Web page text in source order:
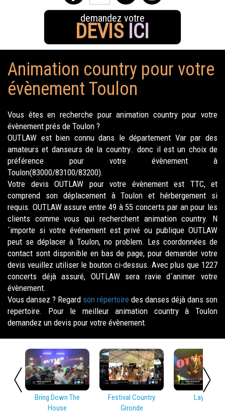
demandez votre
DEVIS ICI
Animation country pour votre
évènement Toulon
Vous êtes en recherche pour animation country pour votre
évènement prés de Toulon ?
OUTLAW est bien connu dans le département Var par des
amateurs et danseurs de la country.. donc il est un choix de
préférence pour votre évènement à
Toulon(83000/83100/83200).
Votre devis OUTLAW pour votre évènement est TTC, et
comprend son déplacement à Toulon et hérbergement si
requis. OUTLAW assure entre 49 à 55 concerts par an pour les
clients comme vous qui recherchent animation country. N
´importe si votre événement est privé ou publique OUTLAW
peut se déplacer à Toulon, no problem. Les coordonnées de
contact sont disponible en bas de page, pour demander votre
devis veuillez utiliser le bouton ci-dessus. Avec plus que 1227
concerts déjà assuré, OUTLAW sera ravie d´animer votre
évènement.
Vous dansez ? Regard son répertoire des danses déjà dans son
repertoire. Pour le meilleur animation country à Toulon
demandez un devis pour votre évènement.
Bring Down The
House
Festival Country
Gironde
Lay Low